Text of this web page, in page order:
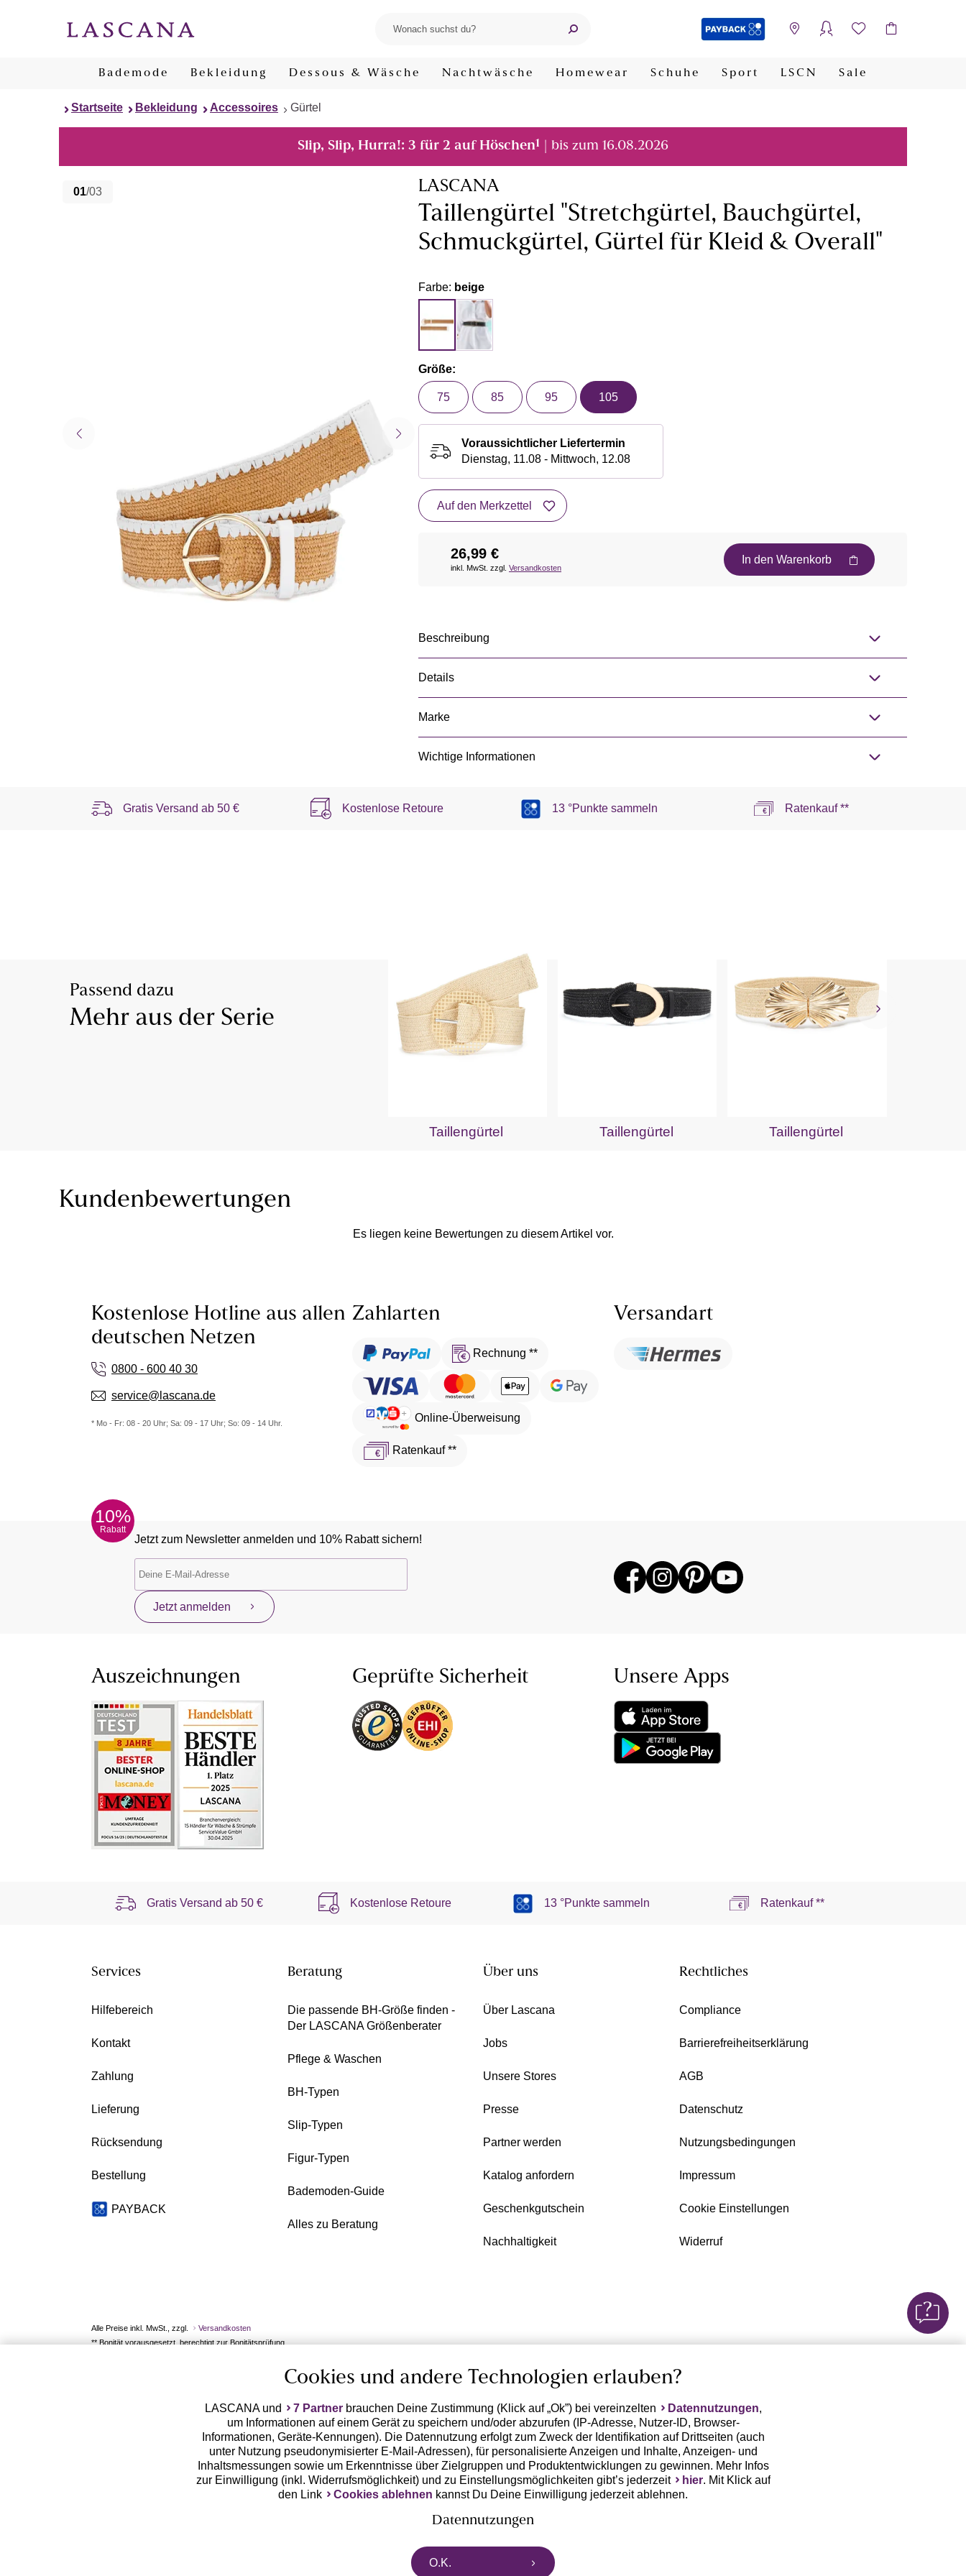
Bademode Bekleidung Dessous & Wäsche Nachtwäsche Homewear Schuhe Sport LSCN Sale
Startseite Bekleidung Accessoires Gürtel
Slip, Slip, Hurra!: 3 für 2 auf Höschen1 | bis zum 16.08.2026
01/03 LASCANA
Taillengürtel "Stretchgürtel, Bauchgürtel,
Schmuckgürtel, Gürtel für Kleid & Overall"
Farbe: beige
Größe:
75 85 95 105
Voraussichtlicher Liefertermin
Dienstag, 11.08 - Mittwoch, 12.08
Auf den Merkzettel
26,99 €
inkl. MwSt. zzgl. Versandkosten
In den Warenkorb
Beschreibung
Details
Marke
Wichtige Informationen
Gratis Versand ab 50 € Kostenlose Retoure 13 °Punkte sammeln Ratenkauf **
Passend dazu
Mehr aus der Serie
Taillengürtel Taillengürtel Taillengürtel
Kundenbewertungen
Es liegen keine Bewertungen zu diesem Artikel vor.
Kostenlose Hotline aus allen
deutschen Netzen
0800 - 600 40 30
service@lascana.de
* Mo - Fr: 08 - 20 Uhr; Sa: 09 - 17 Uhr; So: 09 - 14 Uhr.
Zahlarten
Rechnung **
Online-Überweisung
Ratenkauf **
Versandart
10%
Rabatt
Jetzt zum Newsletter anmelden und 10% Rabatt sichern!
Jetzt anmelden
Auszeichnungen Geprüfte Sicherheit Unsere Apps
Gratis Versand ab50 € Kostenlose Retoure 13 °Punkte sammeln Ratenkauf **
Services
Hilfebereich
Kontakt
Zahlung
Lieferung
Rücksendung
Bestellung
PAYBACK
Beratung
Die passende BH-Größe finden -
Der LASCANA Größenberater
Pflege & Waschen
BH-Typen
Slip-Typen
Figur-Typen
Bademoden-Guide
Alles zu Beratung
Über uns
Über Lascana
Jobs
Unsere Stores
Presse
Partner werden
Katalog anfordern
Geschenkgutschein
Nachhaltigkeit
Rechtliches
Compliance
Barrierefreiheitserklärung
AGB
Datenschutz
Nutzungsbedingungen
Impressum
Cookie Einstellungen
Widerruf
Alle Preise inkl. MwSt., zzgl.
Versandkosten
** Bonität vorausgesetzt, berechtigt zur Bonitätsprüfung
Cookies und andere Technologien erlauben?
LASCANA und 7 Partnerbrauchen Deine Zustimmung (Klick auf „Ok”) bei vereinzelten Datennutzungen,
um Informationen auf einem Gerät zu speichern und/oder abzurufen (IP-Adresse, Nutzer-ID, Browser-
Informationen, Geräte-Kennungen). Die Datennutzung erfolgt zum Zweck der Identifikation auf Drittseiten (auch
unter Nutzung pseudonymisierter E-Mail-Adressen), für personalisierte Anzeigen und Inhalte, Anzeigen- und
Inhaltsmessungen sowie um Erkenntnisse über Zielgruppen und Produktentwicklungen zu gewinnen. Mehr Infos
zur Einwilligung (inkl. Widerrufsmöglichkeit) und zu Einstellungsmöglichkeiten gibt’s jederzeit
hier. Mit Klick auf
den Link
Cookies ablehnen kannst Du Deine Einwilligung jederzeit ablehnen.
Datennutzungen
LASCANA arbeitet mit Partnern zusammen, die von deinem Endgerät abgerufene Daten (Trackingdaten) oder die
von uns übermittelten pseudonymisierten Daten zur Aussteuerung unserer Werbung sowie auch zu eigenen
O.K.